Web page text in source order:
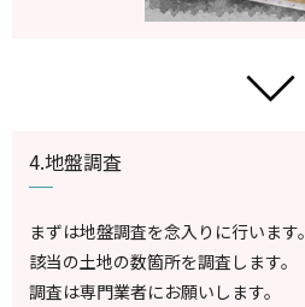
4.地盤調査
まずは地盤調査を念入りに行います。
該当の土地の数箇所を調査します。
調査は専門業者にお願いします。